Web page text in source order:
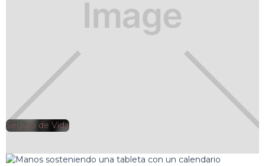
Jorge Gutiérrez
Seguro de Vida